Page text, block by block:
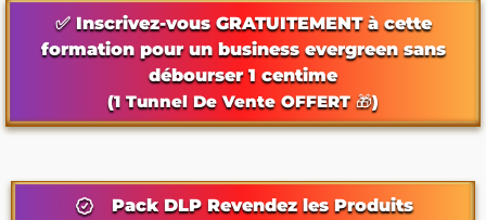
✅ Inscrivez-vous GRATUITEMENT à cette
formation pour un business evergreen sans
débourser 1 centime
(1 Tunnel De Vente OFFERT 🎁)
Pack DLP Revendez les Produits